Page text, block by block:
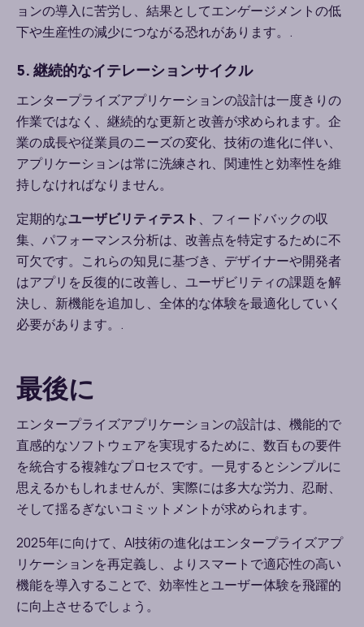
ョンの導入に苦労し、結果としてエンゲージメントの低
下や生産性の減少につながる恐れがあります。 .
5. 継続的なイテレーションサイクル
エンタープライズアプリケーションの設計は一度きりの
作業ではなく、継続的な更新と改善が求められます。企
業の成長や従業員のニーズの変化、技術の進化に伴い、
アプリケーションは常に洗練され、関連性と効率性を維
持しなければなりません。
定期的なユーザビリティテスト 、フィードバックの収
集、パフォーマンス分析は、改善点を特定するために不
可欠です。これらの知見に基づき、デザイナーや開発者
はアプリを反復的に改善し、ユーザビリティの課題を解
決し、新機能を追加し、全体的な体験を最適化していく
必要があります。 .
最後に
エンタープライズアプリケーションの設計は、機能的で
直感的なソフトウェアを実現するために、数百もの要件
を統合する複雑なプロセスです。一見するとシンプルに
思えるかもしれませんが、実際には多大な労力、忍耐、
そして揺るぎないコミットメントが求められます。
2025年に向けて、 AI技術の進化はエンタープライズアプ
リケーションを再定義し、よりスマートで適応性の高い
機能を導入することで、効率性とユーザー体験を飛躍的
に向上させるでしょう。